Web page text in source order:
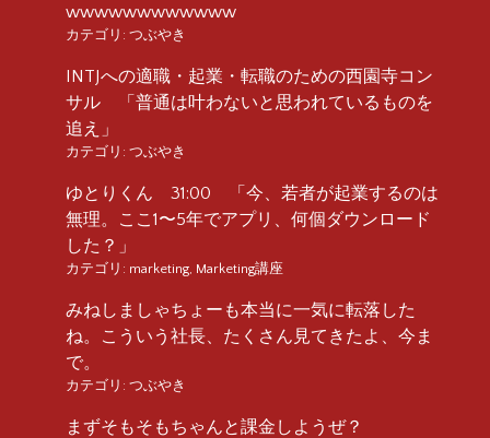
wwwwwwwwwwww
カテゴリ: つぶやき
INTJへの適職・起業・転職のための西園寺コン
サル 「普通は叶わないと思われているものを
追え」
カテゴリ: つぶやき
ゆとりくん 31:00 「今、若者が起業するのは
無理。ここ1〜5年でアプリ、何個ダウンロード
した？」
カテゴリ: marketing, Marketing講座
みねしましゃちょーも本当に一気に転落した
ね。こういう社長、たくさん見てきたよ、今ま
で。
カテゴリ: つぶやき
まずそもそもちゃんと課金しようぜ？